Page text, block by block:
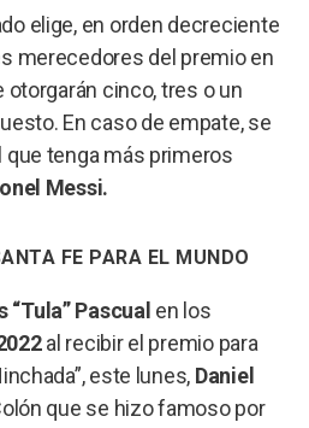
elige, en orden decreciente
merecedores del premio en
cinco, tres o un
En caso de empate, se
que tenga más primeros
Messi.
FE PARA EL MUNDO
“Tula” Pascual en los
al recibir el premio para
este lunes, Daniel
que se hizo famoso por